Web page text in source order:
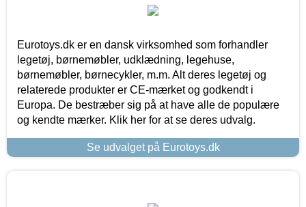
Eurotoys.dk er en dansk virksomhed som forhandler
legetøj, børnemøbler, udklædning, legehuse,
børnemøbler, børnecykler, m.m. Alt deres legetøj og
relaterede produkter er CE-mærket og godkendt i
Europa. De bestræber sig på at have alle de populære
og kendte mærker. Klik her for at se deres udvalg.
Se udvalget på Eurotoys.dk